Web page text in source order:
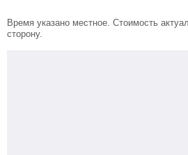
Время указано местное. Стоимость
сторону.